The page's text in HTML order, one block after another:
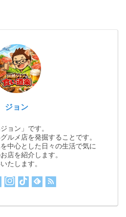
ジョン
ョン」です。
ルメ店を発掘することです。
中心とした日々の生活で気に
店を紹介します。
たします。